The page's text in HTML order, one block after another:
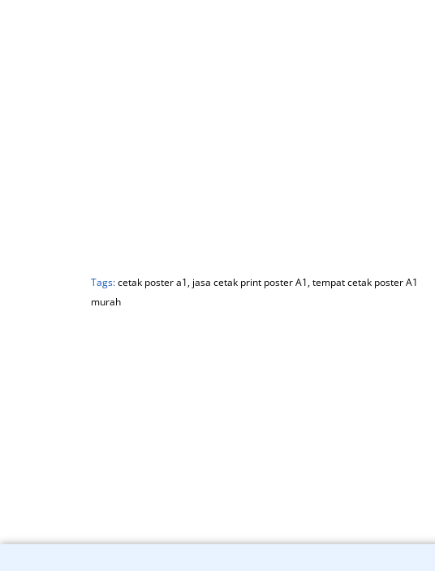
Tags:cetak poster a1, jasa cetak print poster A1,tempat cetak poster A1
murah